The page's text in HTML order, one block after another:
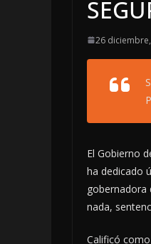
26
El Gobierno
ha dedicado
gobernadora
nada,
Calificó